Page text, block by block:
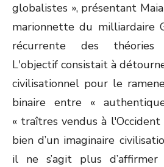
globalistes », présentant
marionnette du milliardaire
récurrente des théories
L'objectif consistait à
civilisationnel pour le
binaire entre «
« traîtres vendus à l'Occident
bien d’un imaginaire
il ne s’agit plus d’affirmer